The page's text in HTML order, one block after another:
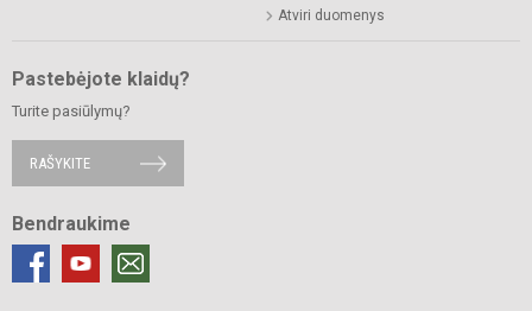
Atviri duomenys
Pastebėjote klaidų?
Turite pasiūlymų?
RAŠYKITE
Bendraukime